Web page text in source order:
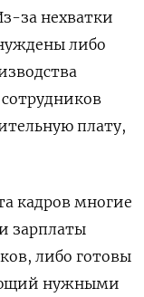
за нехватки
либо
плату,
кадров многие
зарплаты
либо готовы
нужными